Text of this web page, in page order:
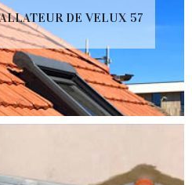
DE VELUX 57